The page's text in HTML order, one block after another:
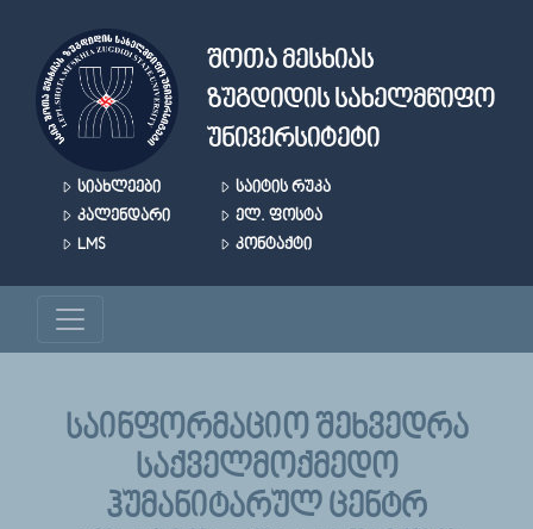
ᲨᲝᲗᲐ ᲛᲔᲡᲮᲘᲐᲡ
ᲖᲣᲒᲓᲘᲓᲘᲡ ᲡᲐᲮᲔᲚᲛᲬᲘᲤᲝ
ᲣᲜᲘᲕᲔᲠᲡᲘᲢᲔᲢᲘ
ᲡᲘᲐᲮᲚᲔᲔᲑᲘ
ᲙᲐᲚᲔᲜᲓᲐᲠᲘ
LMS
ᲡᲐᲘᲢᲘᲡ ᲠᲣᲙᲐ
ᲔᲚ. ᲤᲝᲡᲢᲐ
ᲙᲝᲜᲢᲐᲥᲢᲘ
ᲡᲐᲘᲜᲤᲝᲠᲛᲐᲪᲘᲝ ᲨᲔᲮᲕᲔᲓᲠᲐ
ᲡᲐᲥᲕᲔᲚᲛᲝᲥᲛᲔᲓᲝ
ᲰᲣᲛᲐᲜᲘᲢᲐᲠᲣᲚ ᲪᲔᲜᲢᲠ